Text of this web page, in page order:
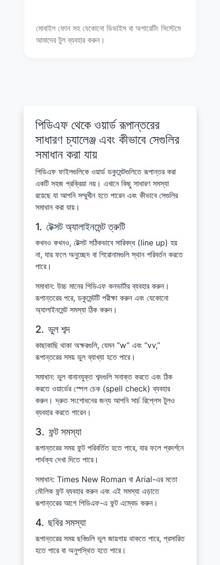
মোবাইল ফোন সহ যেকোনো ডিভাইস বা অপারেটিং সিস্টেমে
আমাদের টুল ব্যবহার করুন।
পিডিএফ থেকে ওয়ার্ড রূপান্তরের
সাধারণ চ্যালেঞ্জ এবং কীভাবে সেগুলির
সমাধান করা যায়
পিডিএফ ফাইলগুলিকে ওয়ার্ড ডকুমেন্টগুলিতে রূপান্তর করা
একটি সহজ প্রক্রিয়া নয়। এখানে কিছু সাধারণ সমস্যা
রয়েছে যা আপনি সম্মুখীন হতে পারেন এবং কীভাবে সেগুলির
সমাধান করা যায়।
1. টেক্সট অ্যালাইনমেন্ট ত্রুটি
কখনও কখনও, টেক্সট সঠিকভাবে সারিবদ্ধ (line up) হয়
না, যার ফলে অনুচ্ছেদ বা শিরোনামগুলি স্থান পরিবর্তন করতে
পারে।
সমাধান: উচ্চ মানের পিডিএফ কনভার্টার ব্যবহার করুন।
রূপান্তরের পরে, ডকুমেন্টটি পরীক্ষা করুন এবং যেকোনো
অ্যালাইনমেন্ট সমস্যা ঠিক করুন।
2. ভুল শব্দ
কাছাকাছি থাকা অক্ষরগুলি, যেমন “w” এবং “vv,”
রূপান্তরের সময় ভুল ব্যাখ্যা হতে পারে।
সমাধান: ভুল বানানযুক্ত শব্দগুলি সনাক্ত করতে এবং ঠিক
করতে ওয়ার্ডের স্পেল চেক (spell check) ব্যবহার
করুন। দ্রুত সংশোধনের জন্য আপনি সার্চ রিপ্লেস টুলও
ব্যবহার করতে পারেন।
3. ফন্ট সমস্যা
রূপান্তরের সময় ফন্ট পরিবর্তিত হতে পারে, যার ফলে প্রদর্শনে
পার্থক্য দেখা দিতে পারে।
সমাধান: Times New Roman বা Arial-এর মতো
মৌলিক ফন্ট ব্যবহার করুন এবং এই সমস্যা এড়াতে
রূপান্তরের আগে পিডিএফ-এ ফন্ট এম্বেড করুন।
4. ছবির সমস্যা
রূপান্তরের সময় ছবিগুলি ভুল জায়গায় থাকতে পারে, প্রসারিত
হতে পারে বা অনুপস্থিত হতে পারে।